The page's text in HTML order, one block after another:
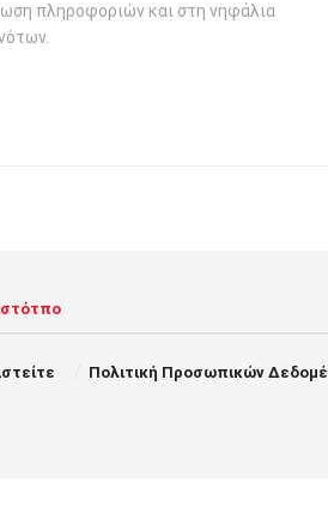
πληροφοριών και στη νηφάλια
Πολιτική Προσωπικών